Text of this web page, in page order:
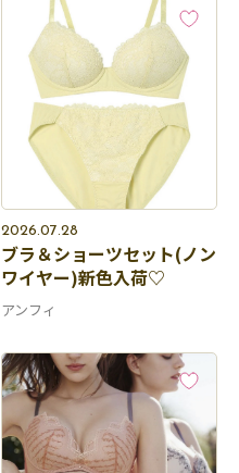
2026.07.28
ブラ＆ショーツセット(ノン
ワイヤー)新色入荷♡
アンフィ